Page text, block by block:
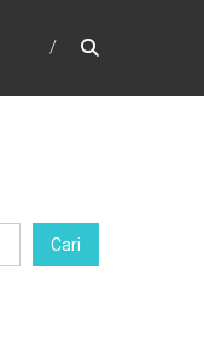
Cari